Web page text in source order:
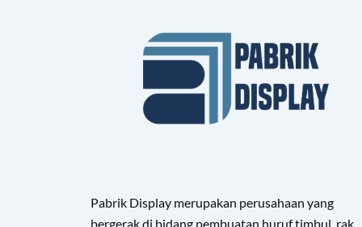
Pabrik Display merupakan perusahaan yang
bergerak di bidang pembuatan huruf timbul, rak